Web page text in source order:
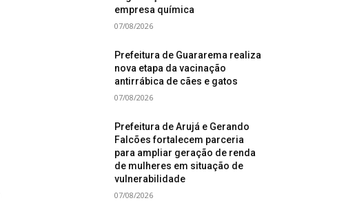
empresa química
07/08/2026
Prefeitura de Guararema realiza
nova etapa da vacinação
antirrábica de cães e gatos
07/08/2026
Prefeitura de Arujá e Gerando
Falcões fortalecem parceria
para ampliar geração de renda
de mulheres em situação de
vulnerabilidade
07/08/2026